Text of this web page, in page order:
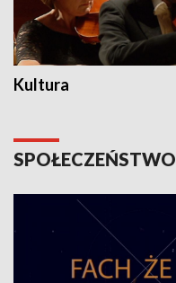
Kultura
SPOŁECZEŃSTWO